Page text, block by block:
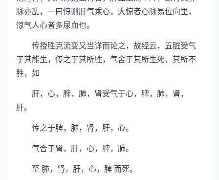
脉亦乱，一曰惊则肝气乘心，大惊者心脉易位向里，
惊气人心者多尿血也。
传授胜克流变又当详而论之，故经云，五脏受气
于其能生，传之于其所胜，气舍于其所生死，其所不
胜，如
肝，心，脾，肺，肾受气于心，脾，肺，肾，
肝。
传之于脾，肺，肾，肝，心。
气合于肾，肝，心，脾，肺。
至 肺，肾，肝，心，脾 而死。